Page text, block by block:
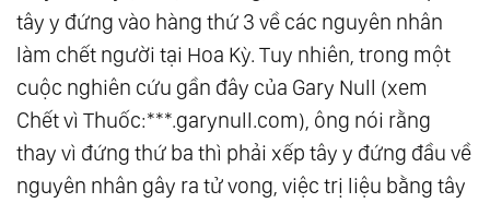
tây y đứng vào hàng thứ 3 về các nguyên nhân
làm chết người tại Hoa Kỳ. Tuy nhiên, trong một
cuộc nghiên cứu gần đây của Gary Null (xem
Chết vì Thuốc:***.garynull.com), ông nói rằng
thay vì đứng thứ ba thì phải xếp tây y đứng đầu về
nguyên nhân gây ra tử vong, việc trị liệu bằng tây